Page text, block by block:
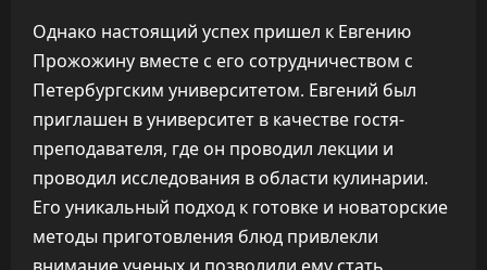
Однако настоящий успех пришел к Евгению
Прожожину вместе с его сотрудничеством с
Петербургским университетом. Евгений был
приглашен в университет в качестве гостя-
преподавателя, где он проводил лекции и
проводил исследования в области кулинарии.
Его уникальный подход к готовке и новаторские
методы приготовления блюд привлекли